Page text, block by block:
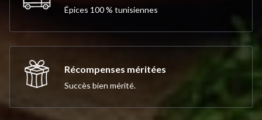
Épices 100 % tunisiennes
Récompenses méritées
Succès bien mérité.